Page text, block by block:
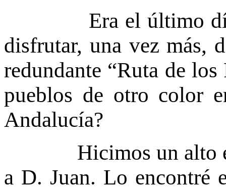
Era el último día
disfrutar, una vez más,
redundante “Ruta de
pueblos de otro color
Andalucía?
Hicimos un alto en
a D. Juan. Lo encontré